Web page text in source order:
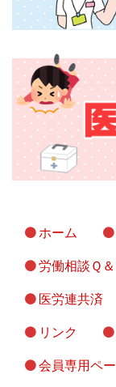
ホーム
労働相談Ｑ＆
医労連共済
リンク
会員専用ペ